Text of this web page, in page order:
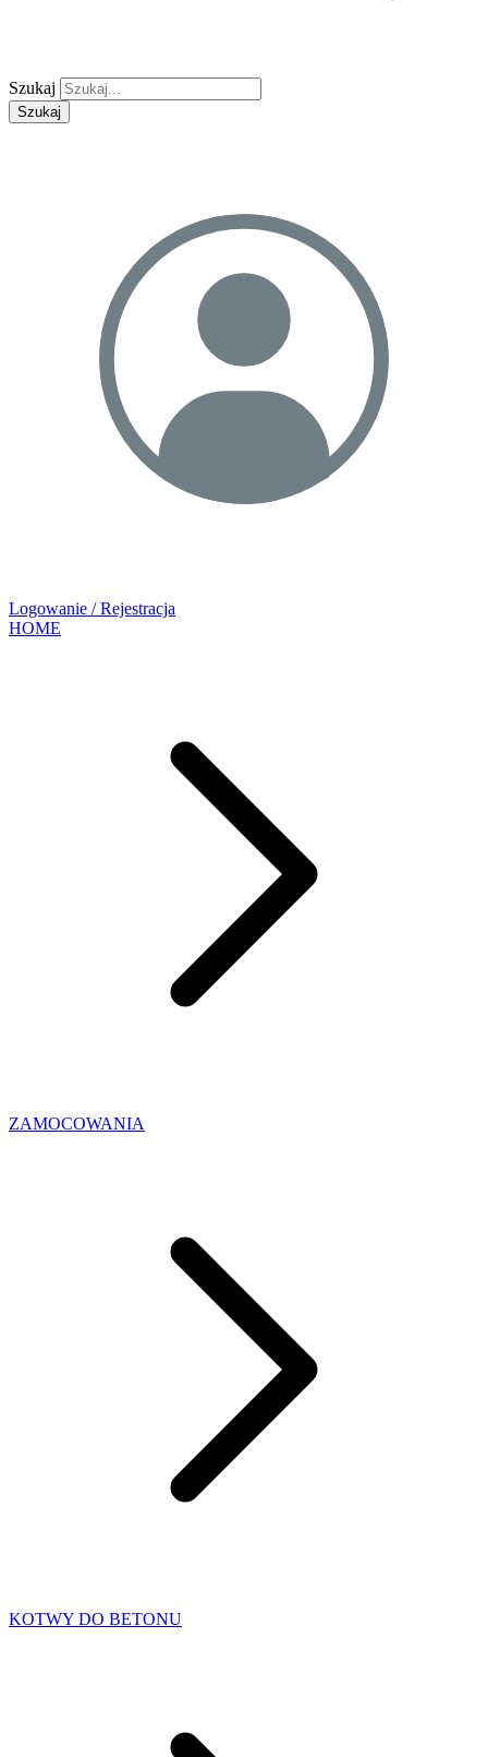
Szukaj
Szukaj
Logowanie / Rejestracja
HOME
ZAMOCOWANIA
KOTWY DO BETONU